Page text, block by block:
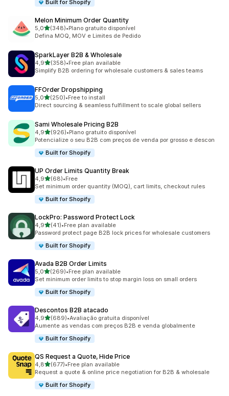
Built for Shopify
Melon Minimum Order Quantity
5,0de 5 estrelas
(348)
348 total de avaliações
•Plano gratuito disponível
Defina MOQ, MOV e Limites de Pedido
SparkLayer B2B & Wholesale
4,9de 5 estrelas
(358)
358 total de avaliações
•Free plan available
Simplify B2B ordering for wholesale customers & sales teams
FFOrder Dropshipping
5,0de 5 estrelas
(250)
250 total de avaliações
•Free to install
Direct sourcing & seamless fulfillment to scale global sellers
Sami Wholesale Pricing B2B
4,9de 5 estrelas
(926)
926 total de avaliações
•Plano gratuito disponível
Potencialize o seu B2B com preços de venda por grosso e descon
Built for Shopify
UP Order Limits Quantity Break
4,9de 5 estrelas
(68)
68 total de avaliações
•Free
Set minimum order quantity (MOQ), cart limits, checkout rules
Built for Shopify
LockPro: Password Protect Lock
4,9de 5 estrelas
(41)
41 total de avaliações
•Free plan available
Password protect page B2B lock prices for wholesale customers
Built for Shopify
Avada B2B Order Limits
5,0de 5 estrelas
(269)
269 total de avaliações
•Free plan available
Set minimum order limits to stop margin loss on small orders
Built for Shopify
Descontos B2B atacado
4,9de 5 estrelas
(689)
689 total de avaliações
•Avaliação gratuita disponível
Aumente as vendas com preços B2B e venda globalmente
Built for Shopify
QS Request a Quote, Hide Price
4,8de 5 estrelas
(677)
677 total de avaliações
•Free plan available
Request a quote & online price negotiation for B2B & wholesale
Built for Shopify